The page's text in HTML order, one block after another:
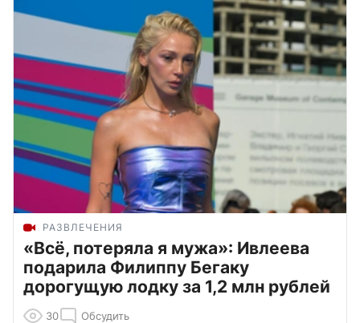
РАЗВЛЕЧЕНИЯ
«Всё, потеряла я мужа»: Ивлеева
подарила Филиппу Бегаку
дорогущую лодку за 1,2 млн рублей
30 Обсудить